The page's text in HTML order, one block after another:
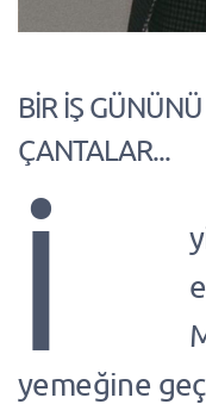
BİR İŞ
ÇANTALAR...
İ
yemeğine